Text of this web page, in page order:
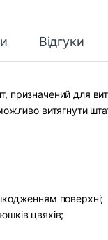
Відгуки
призначений для
витягнути
поверхні;
цвяхів;